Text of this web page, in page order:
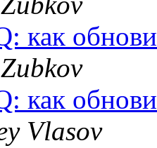
как
как
Vlasov